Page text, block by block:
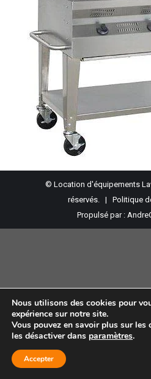
© Location d'équipements
réservés. | Politique
Propulsé par :
Nous utilisons des cookies pour
expérience sur notre site.
Vous pouvez en savoir plus sur
les désactiver dans paramètres.
Accepter